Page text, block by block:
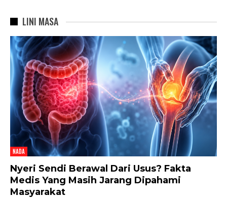
LINI MASA
NADA
Nyeri Sendi Berawal Dari Usus? Fakta
Medis Yang Masih Jarang Dipahami
Masyarakat